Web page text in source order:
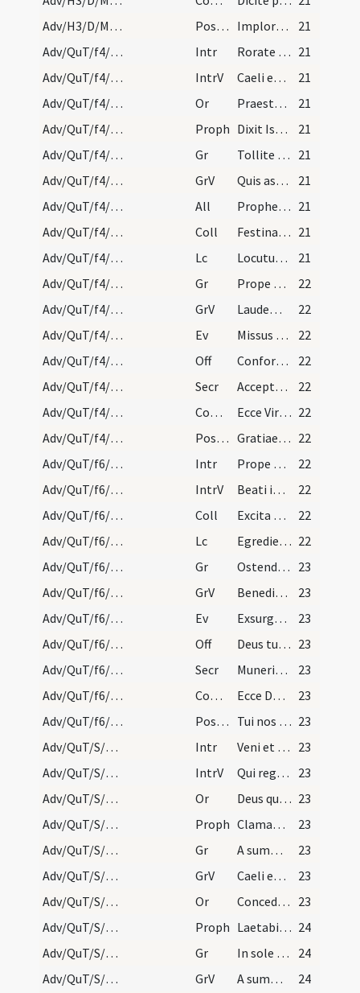
Adv/H3/D/M2/Mass Propers
Postcomm Imploramus clementiam tuam Domine ... nos praeparent.
21
Adv/QuT/f4/M2/Mass Propers
Intr Rorate caeli desuper 21
Adv/QuT/f4/M2/Mass Propers
IntrV Caeli enarrant gloriam
21
Adv/QuT/f4/M2/Mass Propers
Or Praesta quaesumus omnipotens Deus ut redemptionis nostrae ventura sollemnitas ... praemia largiatur.
21
Adv/QuT/f4/M2/Mass Propers
Proph Dixit Isaias propheta. Erit in novissimis diebus (Is)
21
Adv/QuT/f4/M2/Mass Propers/1
Gr Tollite portas principes vestras 21
Adv/QuT/f4/M2/Mass Propers/1
GrV Quis ascendet in montem Domini
21
Adv/QuT/f4/M2/Mass Propers
All Prophetae sancti praedicaverunt 21
Adv/QuT/f4/M2/Mass Propers
Coll Festina quaesumus Domine ne tardaveris et auxilium ... pietate confidunt. 21
Adv/QuT/f4/M2/Mass Propers
Lc Locutus est Dominus ad Acham dicens. Pete tibi signum (Is)
21
Adv/QuT/f4/M2/Mass Propers/2
Gr Prope est Dominus omnibus invocantibus eum
22
Adv/QuT/f4/M2/Mass Propers/2
GrV Laudem Domini loquetur os meum
22
Adv/QuT/f4/M2/Mass Propers
Ev Missus est angelus Gabriel a Deo in civitate (L)
22
Adv/QuT/f4/M2/Mass Propers
Off Confortamini et iam nolite timere
22
Adv/QuT/f4/M2/Mass Propers
Secr Accepta tibi sint Domine quaesumus nostra ieiunia ... promissa perducant.
22
Adv/QuT/f4/M2/Mass Propers
Comm Ecce Virgo concipiet 22
Adv/QuT/f4/M2/Mass Propers
Postcomm Gratiae tuae quaesumus Domine supplicibus tuis tribue largitatem ... percipiant et futurae. 22
Adv/QuT/f6/M2/Mass Propers
Intr Prope esto Domine
22
Adv/QuT/f6/M2/Mass Propers
IntrV Beati immaculati in via
22
Adv/QuT/f6/M2/Mass Propers
Coll Excita quaesumus Domine potentiam tuam et veni ... adversitate liberentur.
22
Adv/QuT/f6/M2/Mass Propers
Lc Egredietur virga de radice Iesse (Is) 22
Adv/QuT/f6/M2/Mass Propers
Gr Ostende nobis Domine misericordiam tuam 23
Adv/QuT/f6/M2/Mass Propers
GrV Benedixisti Domine terram tuam
23
Adv/QuT/f6/M2/Mass Propers
Ev Exsurgens Maria abiit in montana (L)
23
Adv/QuT/f6/M2/Mass Propers
Off Deus tu convertens vivificabis nos 23
Adv/QuT/f6/M2/Mass Propers
Secr Muneribus nostris quaesumus Domine precibusque susceptis ... clementer exaudi.
23
Adv/QuT/f6/M2/Mass Propers
Comm Ecce Dominus veniet
23
Adv/QuT/f6/M2/Mass Propers
Postcomm Tui nos Domine sacramenti libatio sancta restauret ... transire consortium. 23
Adv/QuT/S/M2/Mass Propers
Intr Veni et ostende nobis faciem tuam Domine 23
Adv/QuT/S/M2/Mass Propers
IntrV Qui regis Israel
23
Adv/QuT/S/M2/Mass Propers/1
Or Deus qui conspicis quia ex nostra pravitate affligimur ... consolatione visitemur. 23
Adv/QuT/S/M2/Mass Propers/1
Proph Clamabunt filii Israel ad Dominum a facie tribulantis et mittet eis (Is)
23
Adv/QuT/S/M2/Mass Propers/1
Gr A summo caelo egressio eius
23
Adv/QuT/S/M2/Mass Propers/1
GrV Caeli enarrant gloriam Dei
23
Adv/QuT/S/M2/Mass Propers/2
Or Concede quaesumus omnipotens Deus ut qui sub peccati iugo ... nativitate liberemur. 23
Adv/QuT/S/M2/Mass Propers/2
Proph Laetabitur deserta et invia (Is) 24
Adv/QuT/S/M2/Mass Propers/2
Gr In sole posuit tabernaculum suum
24
Adv/QuT/S/M2/Mass Propers/2
GrV A summo caelo egressio eius 24